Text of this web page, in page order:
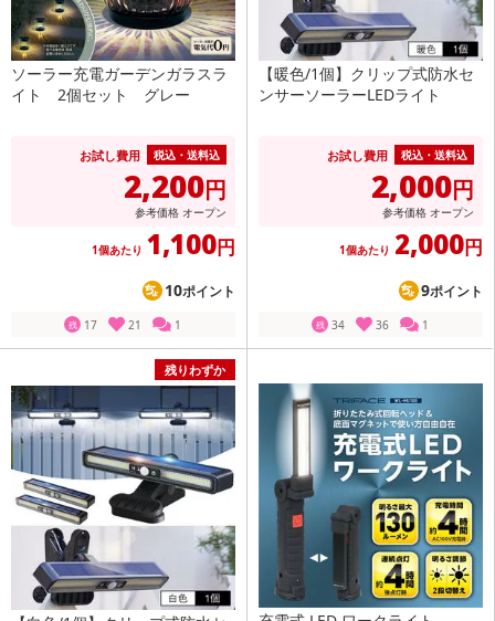
ソーラー充電ガーデンガラスラ
イト 2個セット グレー
お試し費用 税込・送料込
2,200円
参考価格 オープン
1個あたり 1,100円
10ポイント
残 17 21 1
【暖色/1個】クリップ式防水セ
ンサーソーラーLEDライト
お試し費用 税込・送料込
2,000円
参考価格 オープン
1個あたり 2,000円
9ポイント
残 34 36 1
残りわずか